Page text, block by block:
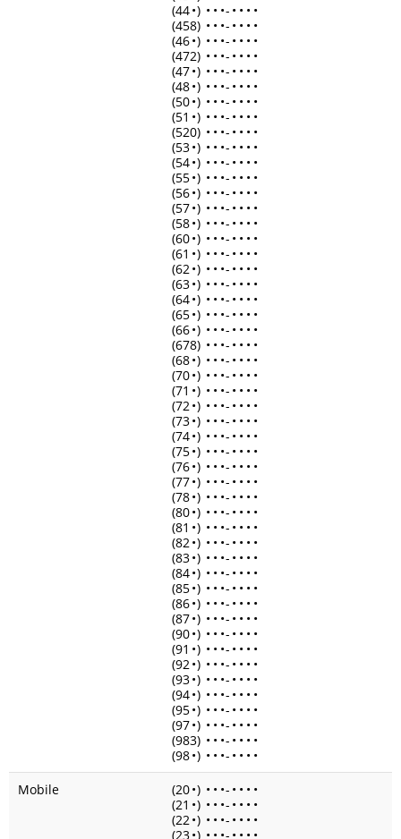
(44•) • • •- • • • •
(458) • • •- • • • •
(46•) • • •- • • • •
(472) • • •- • • • •
(47•) • • •- • • • •
(48•) • • •- • • • •
(50•) • • •- • • • •
(51 •) • • •- • • • •
(520) • • •- • • • •
(53•) • • •- • • • •
(54•) • • •- • • • •
(55•) • • •- • • • •
(56•) • • •- • • • •
(57•) • • •- • • • •
(58•) • • •- • • • •
(60•) • • •- • • • •
(61 •) • • •- • • • •
(62•) • • •- • • • •
(63•) • • •- • • • •
(64•) • • •- • • • •
(65•) • • •- • • • •
(66•) • • •- • • • •
(678) • • •- • • • •
(68•) • • •- • • • •
(70•) • • •- • • • •
(71 •) • • •- • • • •
(72•) • • •- • • • •
(73•) • • •- • • • •
(74•) • • •- • • • •
(75•) • • •- • • • •
(76•) • • •- • • • •
(77•) • • •- • • • •
(78•) • • •- • • • •
(80•) • • •- • • • •
(81 •) • • •- • • • •
(82•) • • •- • • • •
(83•) • • •- • • • •
(84•) • • •- • • • •
(85•) • • •- • • • •
(86•) • • •- • • • •
(87•) • • •- • • • •
(90•) • • •- • • • •
(91 •) • • •- • • • •
(92•) • • •- • • • •
(93•) • • •- • • • •
(94•) • • •- • • • •
(95•) • • •- • • • •
(97•) • • •- • • • •
(983) • • •- • • • •
(98•) • • •- • • • •
Mobile
(20•) • • •- • • • •
(21 •) • • •- • • • •
(22•) • • •- • • • •
(23•) • • •- • • • •